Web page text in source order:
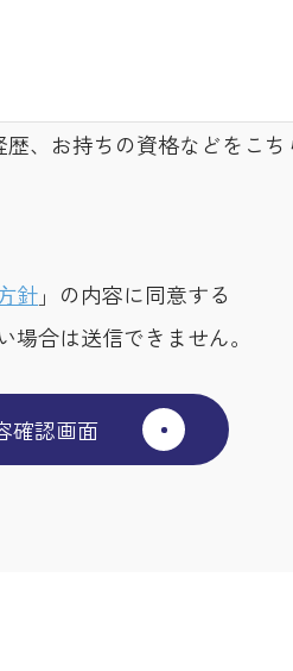
、お持ちの資格などをこち
針」の内容に同意する
合は送信できません。